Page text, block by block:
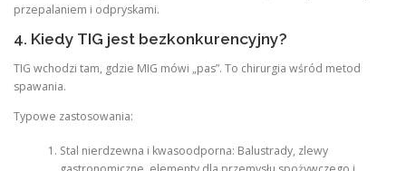
przepalaniem i odpryskami.
4. Kiedy TIG jest bezkonkurencyjny?
TIG wchodzi tam, gdzie MIG mówi „pas”. To chirurgia wśród metod
spawania.
Typowe zastosowania:
Stal nierdzewna i kwasoodporna: Balustrady, zlewy